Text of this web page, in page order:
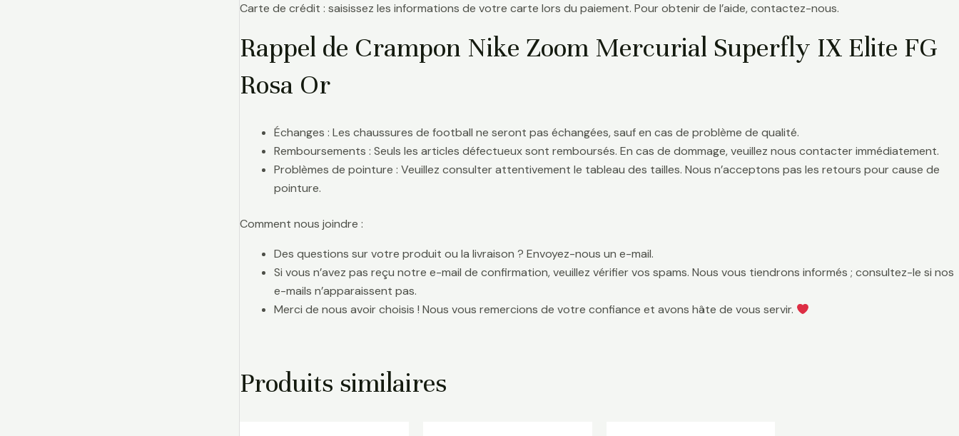
Carte de crédit : saisissez les informations de votre carte lors du paiement. Pour obtenir de l’aide, contactez-nous.
Rappel de Crampon Nike Zoom Mercurial Superfly IX Elite FG
Rosa Or
Échanges : Les chaussures de football ne seront pas échangées, sauf en cas de problème de qualité.
Remboursements : Seuls les articles défectueux sont remboursés. En cas de dommage, veuillez nous contacter immédiatement.
Problèmes de pointure : Veuillez consulter attentivement le tableau des tailles. Nous n’acceptons pas les retours pour cause de
pointure.
Comment nous joindre :
Des questions sur votre produit ou la livraison ? Envoyez-nous un e-mail.
Si vous n’avez pas reçu notre e-mail de confirmation, veuillez vérifier vos spams. Nous vous tiendrons informés ; consultez-le si nos
e-mails n’apparaissent pas.
Merci de nous avoir choisis ! Nous vous remercions de votre confiance et avons hâte de vous servir.
Produits similaires